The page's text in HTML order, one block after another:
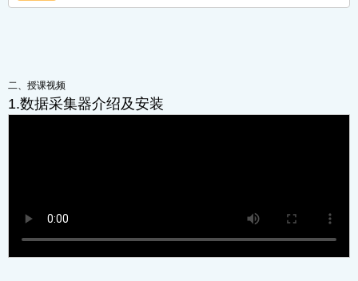
二、授课视频
1.数据采集器介绍及安装